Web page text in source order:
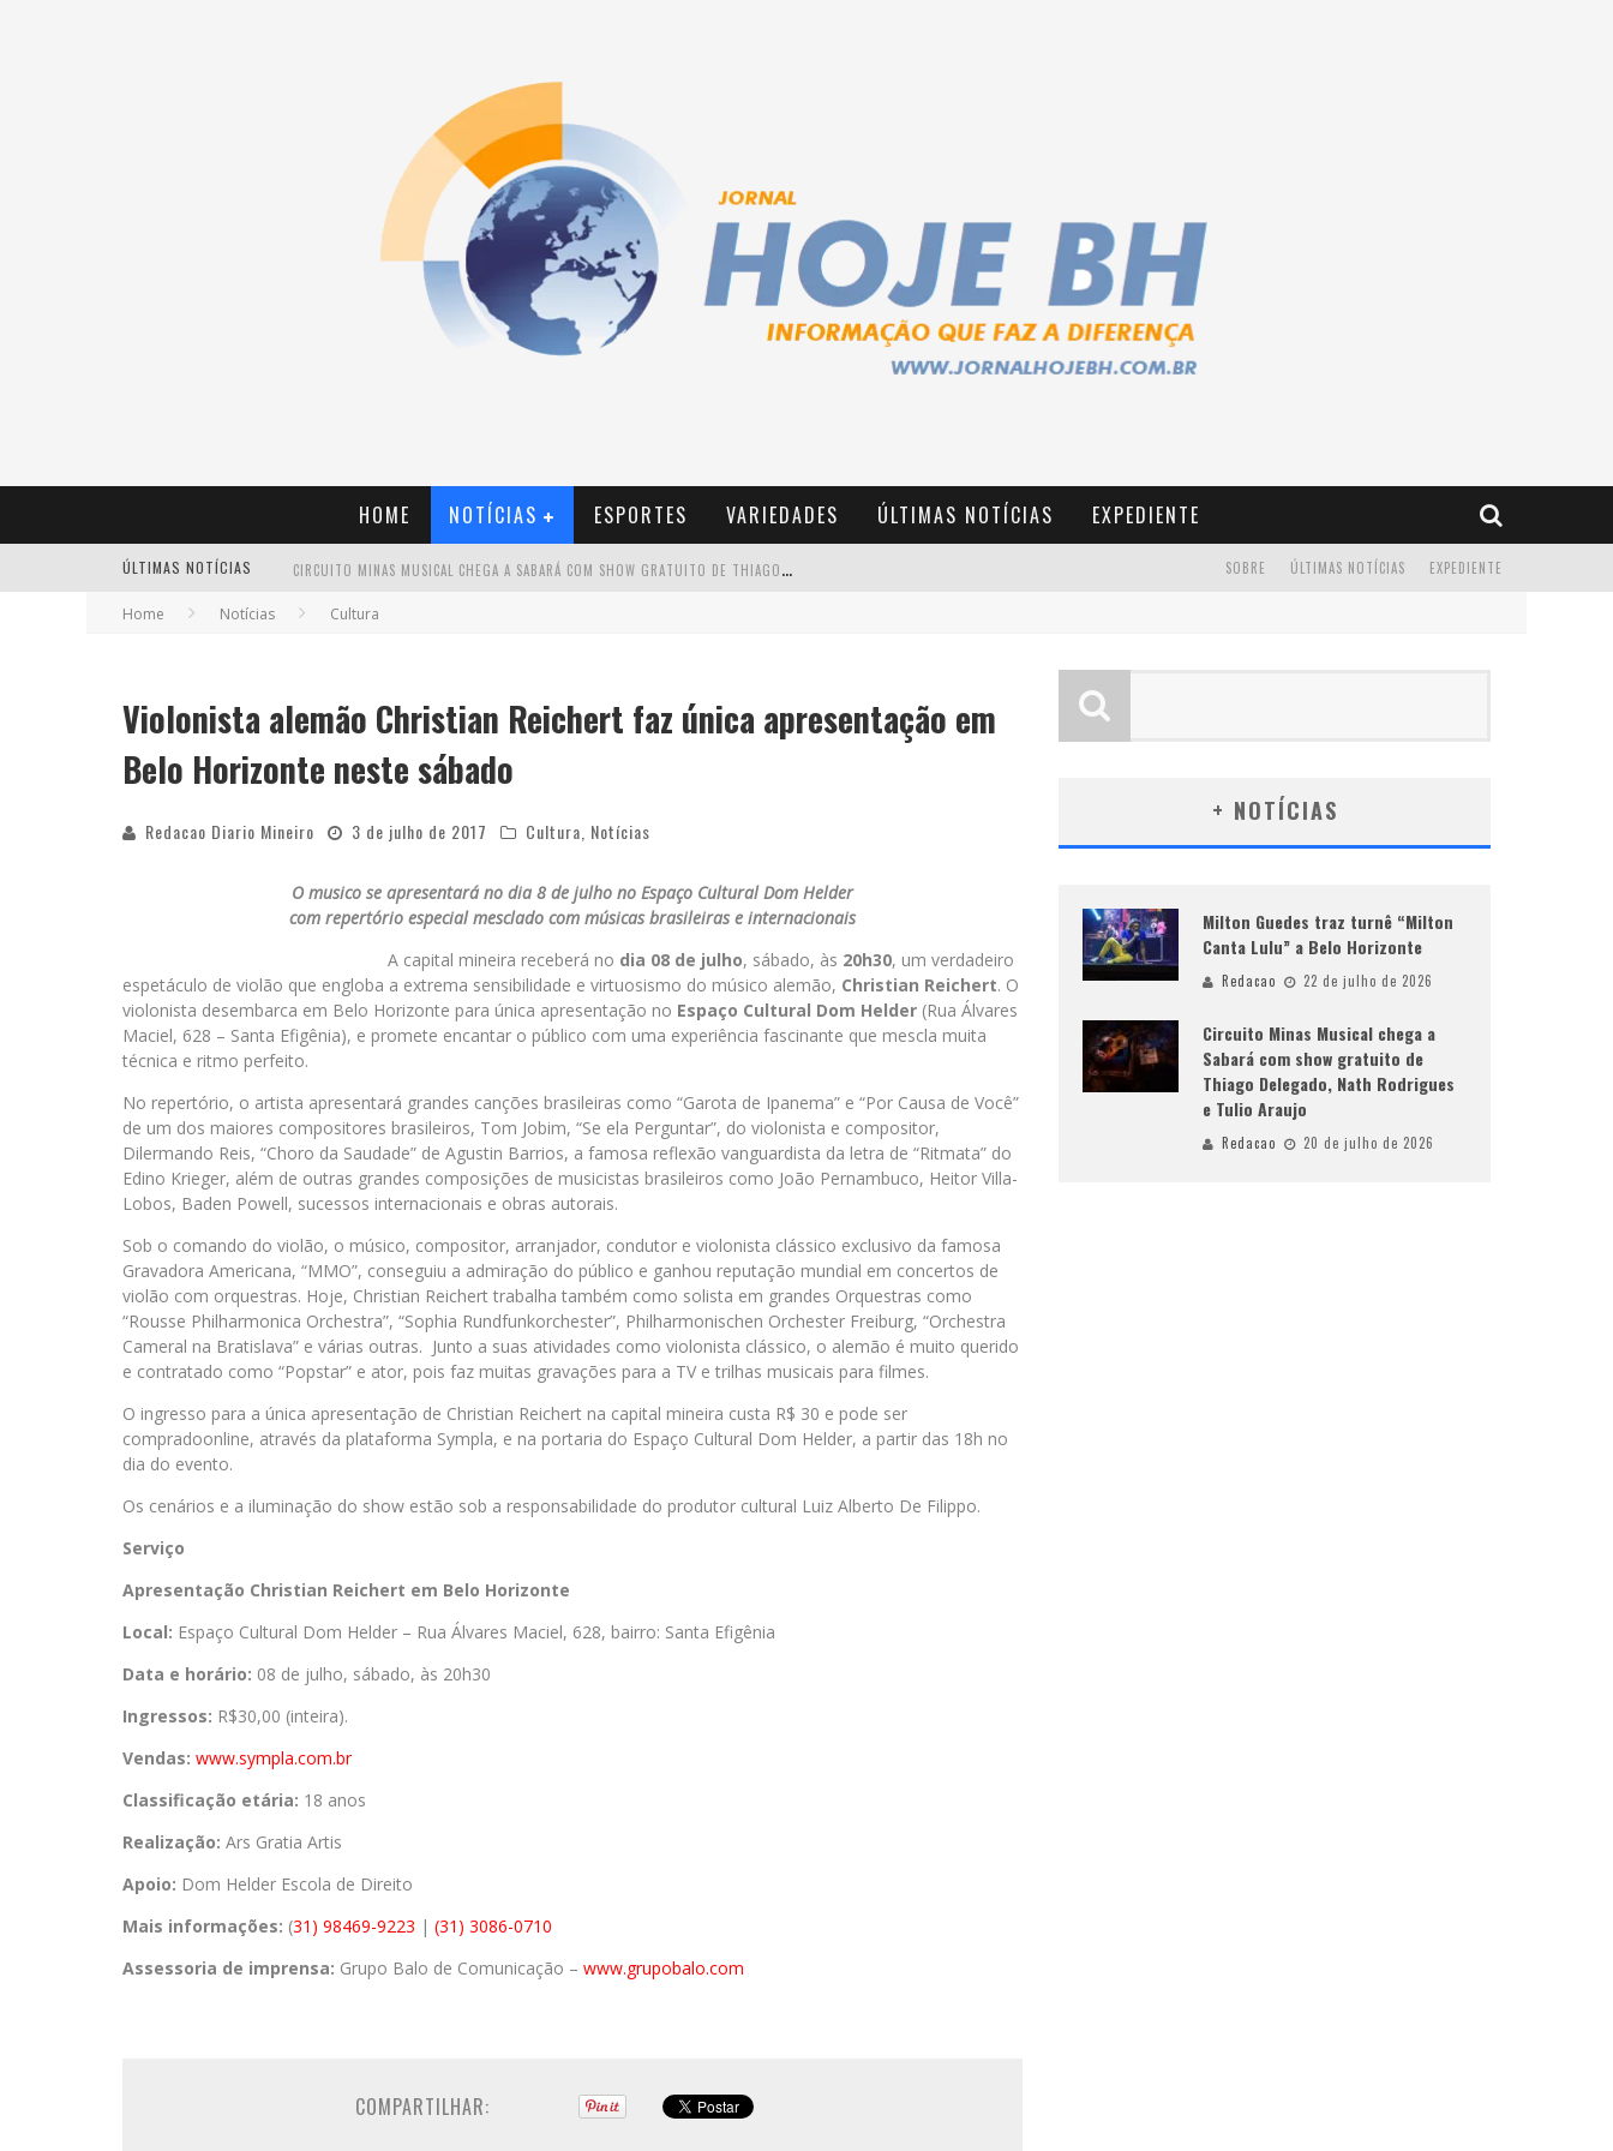
HOME NOTÍCIAS ESPORTES VARIEDADES ÚLTIMAS NOTÍCIAS EXPEDIENTE
ÚLTIMAS NOTÍCIAS C
IRCUITO MINAS MUSICAL CHEGA A SABARÁ COM SHOW GRATUITO DE THIAGO DELEGADO, NATH RODRIGUES E TULIO ARAUJO
MILTON GUEDES TRAZ TURNÊ “MILTON CANTA LULU” A BELO HORIZONTE
EXPEDIENTE
ÚLTIMAS NOTÍCIAS
SOBRE
Home Notícias Cultura
Violonista alemão Christian Reichert faz única apresentação em
Belo Horizonte neste sábado
Redacao Diario Mineiro 3 de julho de 2017 Cultura Notícias
O musico se apresentará no dia 8 de julho no Espaço Cultural Dom Helder
com repertório especial mesclado com músicas brasileiras e internacionais
A capital mineira receberá no dia 08 de julho, sábado, às 20h30, um verdadeiro
espetáculo de violão que engloba a extrema sensibilidade e virtuosismo do músico alemão, Christian Reichert. O
violonista desembarca em Belo Horizonte para única apresentação no Espaço Cultural Dom Helder (Rua Álvares
Maciel, 628 – Santa Efigênia), e promete encantar o público com uma experiência fascinante que mescla muita
técnica e ritmo perfeito.
No repertório, o artista apresentará grandes canções brasileiras como “Garota de Ipanema” e “Por Causa de Você”
de um dos maiores compositores brasileiros, Tom Jobim, “Se ela Perguntar”, do violonista e compositor,
Dilermando Reis, “Choro da Saudade” de Agustin Barrios, a famosa reflexão vanguardista da letra de “Ritmata” do
Edino Krieger, além de outras grandes composições de musicistas brasileiros como João Pernambuco, Heitor Villa-
Lobos, Baden Powell, sucessos internacionais e obras autorais.
Sob o comando do violão, o músico, compositor, arranjador, condutor e violonista clássico exclusivo da famosa
Gravadora Americana, “MMO”, conseguiu a admiração do público e ganhou reputação mundial em concertos de
violão com orquestras. Hoje, Christian Reichert trabalha também como solista em grandes Orquestras como
“Rousse Philharmonica Orchestra”, “Sophia Rundfunkorchester”, Philharmonischen Orchester Freiburg, “Orchestra
Cameral na Bratislava” e várias outras. Junto a suas atividades como violonista clássico, o alemão é muito querido
e contratado como “Popstar” e ator, pois faz muitas gravações para a TV e trilhas musicais para filmes.
O ingresso para a única apresentação de Christian Reichert na capital mineira custa R$ 30 e pode ser
compradoonline, através da plataforma Sympla, e na portaria do Espaço Cultural Dom Helder, a partir das 18h no
dia do evento.
Os cenários e a iluminação do show estão sob a responsabilidade do produtor cultural Luiz Alberto De Filippo.
Serviço
Apresentação Christian Reichert em Belo Horizonte
Local: Espaço Cultural Dom Helder – Rua Álvares Maciel, 628, bairro: Santa Efigênia
Data e horário: 08 de julho, sábado, às 20h30
Ingressos: R$30,00 (inteira).
Vendas: www.sympla.com.br
Classificação etária: 18 anos
Realização: Ars Gratia Artis
Apoio: Dom Helder Escola de Direito
Mais informações: (31) 98469-9223 | (31) 3086-0710
Assessoria de imprensa: Grupo Balo de Comunicação – www.grupobalo.com
COMPARTILHAR:
+ NOTÍCIAS
Milton Guedes traz turnê “Milton
Canta Lulu” a Belo Horizonte
Redacao 22 de julho de 2026
Circuito Minas Musical chega a
Sabará com show gratuito de
Thiago Delegado, Nath Rodrigues
e Tulio Araujo
Redacao 20 de julho de 2026